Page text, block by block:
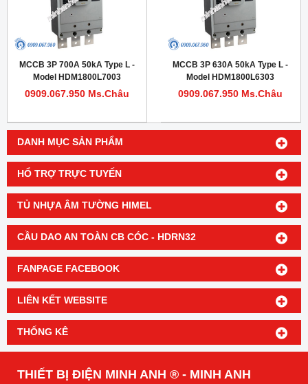
DANH MỤC SẢN PHẨM
HỔ TRỢ TRỰC TUYẾN
TỦ NHỰA ÂM TƯỜNG HIMEL
CẦU DAO AN TOÀN CB CÓC - HDRN32
FANPAGE FACEBOOK
LIÊN KẾT WEBSITE
THỐNG KÊ
MCCB 3P 700A 50kA Type L -
Model HDM1800L7003
0909.067.950 Ms.Châu
MCCB 3P 630A 50kA Type L -
Model HDM1800L6303
0909.067.950 Ms.Châu
THIẾT BỊ ĐIỆN MINH ANH ® - MINH ANH